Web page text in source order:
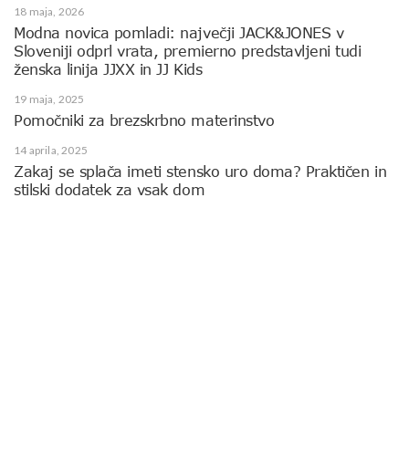
18 maja, 2026
Modna novica pomladi: največji JACK&JONES v
Sloveniji odprl vrata, premierno predstavljeni tudi
ženska linija JJXX in JJ Kids
19 maja, 2025
Pomočniki za brezskrbno materinstvo
14 aprila, 2025
Zakaj se splača imeti stensko uro doma? Praktičen in
stilski dodatek za vsak dom